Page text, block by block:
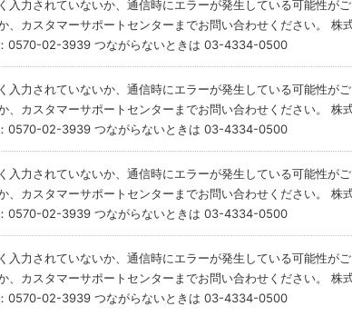
入力されていないか、通信時にエラーが発生している可能性が
、カスタマーサポートセンターまでお問い合わせください。
0570-02-3939 つながらないときは 03-4334-0500
入力されていないか、通信時にエラーが発生している可能性が
、カスタマーサポートセンターまでお問い合わせください。
0570-02-3939 つながらないときは 03-4334-0500
入力されていないか、通信時にエラーが発生している可能性が
、カスタマーサポートセンターまでお問い合わせください。
0570-02-3939 つながらないときは 03-4334-0500
入力されていないか、通信時にエラーが発生している可能性が
、カスタマーサポートセンターまでお問い合わせください。
0570-02-3939 つながらないときは 03-4334-0500